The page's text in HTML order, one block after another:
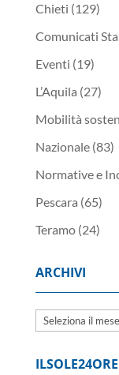
Chieti (129)
Comunicati
Eventi (19)
L’Aquila (27)
Mobilità
Nazionale(83)
Normative e
Pescara (65)
Teramo(24)
ARCHIVI
Archivi